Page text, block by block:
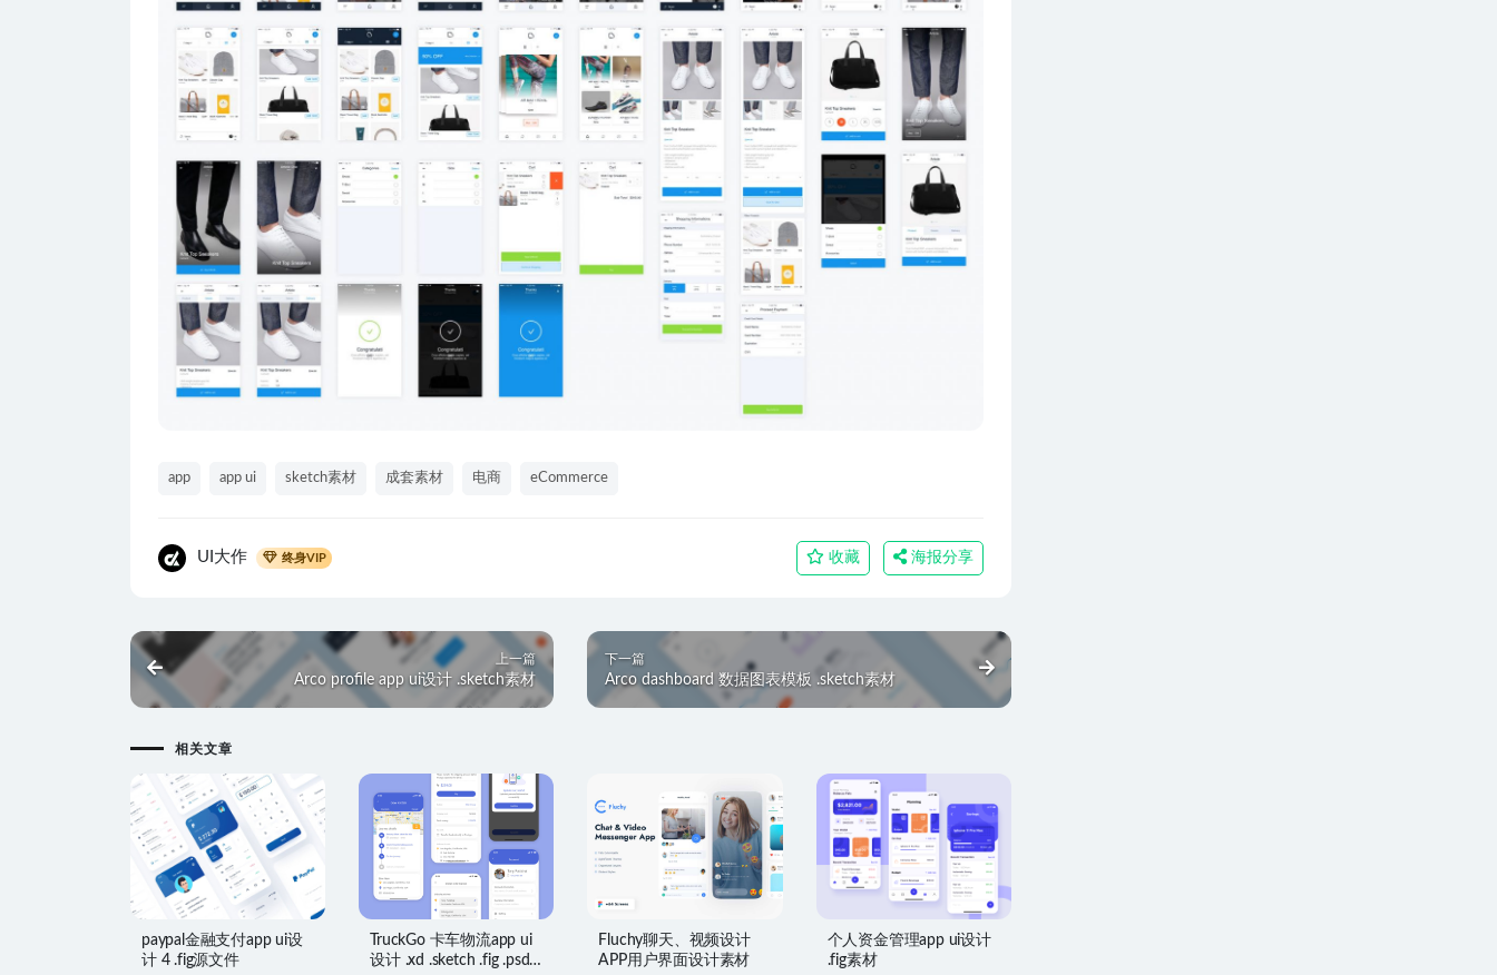
app app ui sketch素材 成套素材 电商 eCommerce
UI大作 终身VIP 收藏 海报分享
上一篇
Arco profile app ui设计 .sketch素材
下一篇
Arco dashboard 数据图表模板 .sketch素材
相关文章
paypal金融支付app ui设
计 4 .fig源文件
TruckGo 卡车物流app ui
设计 .xd .sketch .fig .psd
Fluchy聊天、视频设计
APP用户界面设计素材
个人资金管理app ui设计
.fig素材